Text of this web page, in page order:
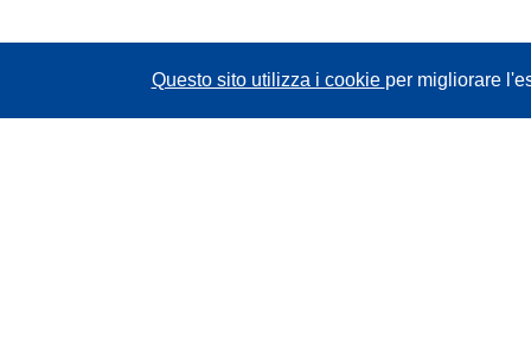
Questo sito utilizza i cookie per migliorare